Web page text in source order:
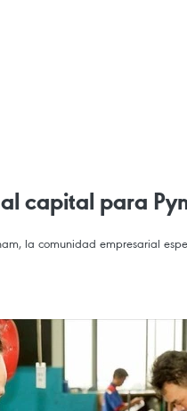
capital para
la comunidad empresarial